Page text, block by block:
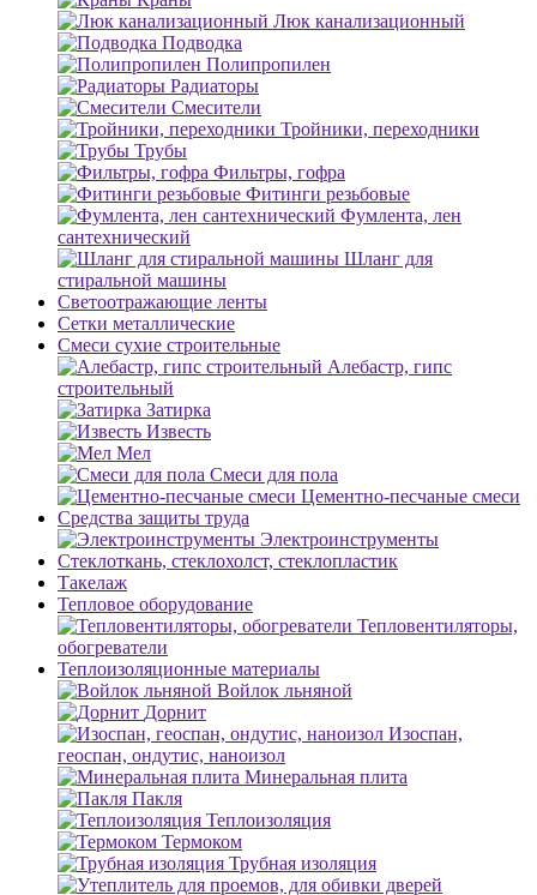
Люк канализационный
Подводка
Полипропилен
Радиаторы
Смесители
Тройники, переходники
Трубы
Фильтры, гофра
Фитинги резьбовые
Фумлента, лен
сантехнический
Шланг для
стиральной машины
Светоотражающие ленты
Сетки металлические
Смеси сухие строительные
Алебастр, гипс
строительный
Затирка
Известь
Мел
Смеси для пола
Цементно-песчаные смеси
Средства защиты труда
Электроинструменты
Стеклоткань, стеклохолст, стеклопластик
Такелаж
Тепловое оборудование
Тепловентиляторы,
обогреватели
Теплоизоляционные материалы
Войлок льняной
Дорнит
Изоспан,
геоспан, ондутис, наноизол
Минеральная плита
Пакля
Теплоизоляция
Термоком
Трубная изоляция